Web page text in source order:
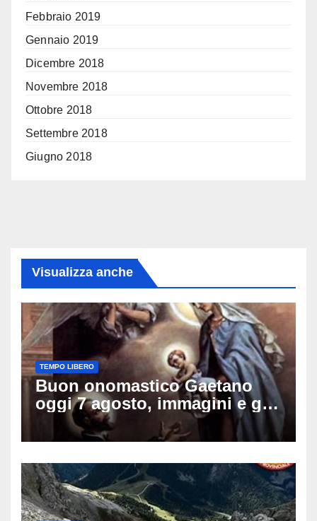
Febbraio 2019
Gennaio 2019
Dicembre 2018
Novembre 2018
Ottobre 2018
Settembre 2018
Giugno 2018
Visualizza anche
TEMPO LIBERO
Buon onomastico Gaetano
oggi 7 agosto, immagini e gif
di auguri da condividere sui
social